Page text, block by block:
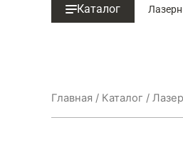
Каталог
Главная / Каталог /